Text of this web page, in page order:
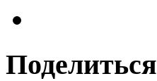
Поделиться